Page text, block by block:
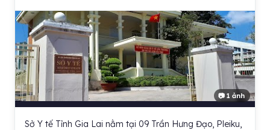
📷 1 ảnh
Sở Y tế Tỉnh Gia Lai nằm tại 09 Trần Hưng Đạo, Pleiku,